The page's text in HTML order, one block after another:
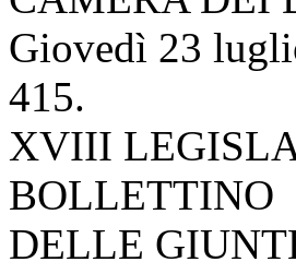
Giovedì 23
415.
XVIII
BOLLETTINO
DELLE